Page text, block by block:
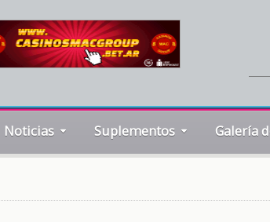
Noticias Suplementos Galería